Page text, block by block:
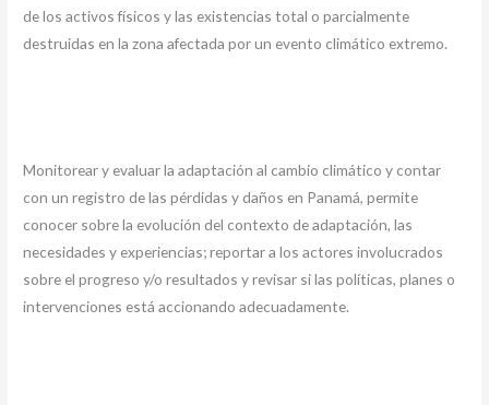
de los activos físicos y las existencias total o parcialmente
destruidas en la zona afectada por un evento climático extremo.
Monitorear y evaluar la adaptación al cambio climático y contar
con un registro de las pérdidas y daños en Panamá, permite
conocer sobre la evolución del contexto de adaptación, las
necesidades y experiencias; reportar a los actores involucrados
sobre el progreso y/o resultados y revisar si las políticas, planes o
intervenciones está accionando adecuadamente.